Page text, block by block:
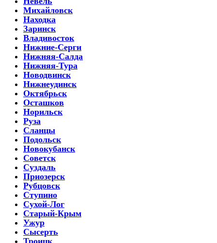
Михайловск
Находка
Заринск
Владивосток
Нижние-Серги
Нижняя-Салда
Нижняя-Тура
Новодвинск
Нижнеудинск
Октябрьск
Осташков
Норильск
Руза
Сланцы
Подольск
Новокубанск
Советск
Суздаль
Приозерск
Рубцовск
Ступино
Сухой-Лог
Старый-Крым
Ужур
Сысерть
Троицк